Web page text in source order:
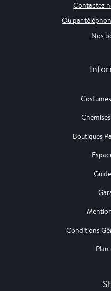
Contactez
Ou par
Nos
Boutiques
Conditions
Plan